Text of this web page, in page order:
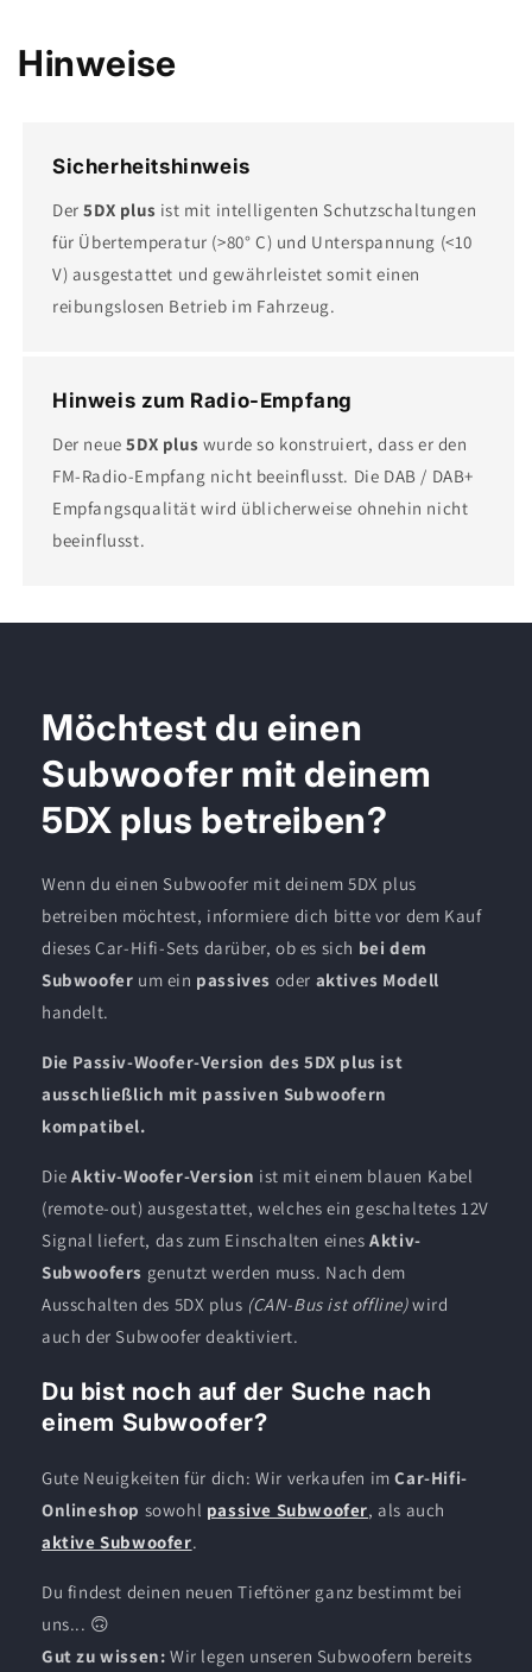
Hinweise
Sicherheitshinweis
Der5DX plus ist mit intelligenten Schutzschaltungen
für Übertemperatur (>80° C) und Unterspannung (<10
V) ausgestattet und gewährleistet somit einen
reibungslosen Betrieb im Fahrzeug.
Hinweis zum Radio-Empfang
Der neue5DX plus wurde so konstruiert, dass er den
FM-Radio-Empfang nicht beeinflusst. Die DAB / DAB+
Empfangsqualität wird üblicherweise ohnehin nicht
beeinflusst.
Möchtest du einen
Subwoofer mit deinem
5DX plus betreiben?
Wenn du einen Subwoofer mit deinem 5DX plus
betreiben möchtest, informiere dich bitte vor dem Kauf
dieses Car-Hifi-Sets darüber, ob es sich bei dem
Subwoofer um ein passives oder aktives Modell
handelt.
Die Passiv-Woofer-Version des 5DX plus ist
ausschließlich mit passiven Subwoofern
kompatibel.
DieAktiv-Woofer-Version ist mit einem blauen Kabel
(remote-out) ausgestattet, welches ein geschaltetes 12V
Signal liefert, das zum Einschalten einesAktiv-
Subwoofers genutzt werden muss. Nach dem
Ausschalten des 5DX plus (CAN-Bus ist offline)wird
auch der Subwoofer deaktiviert.
Du bist noch auf der Suche nach
einem Subwoofer?
Gute Neuigkeiten für dich: Wir verkaufen imCar-Hifi-
Onlineshop sowohl passive Subwoofer, als auch
aktive Subwoofer.
Du findest deinen neuen Tieftöner ganz bestimmt bei
uns... 🙃
Gut zu wissen: Wir legen unseren Subwoofern bereits